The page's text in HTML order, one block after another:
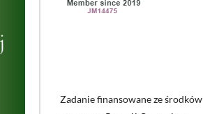
Zadanie finansowane ze środków